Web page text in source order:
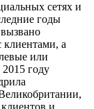
сетях и
годы
клиентами, а
или
году
и